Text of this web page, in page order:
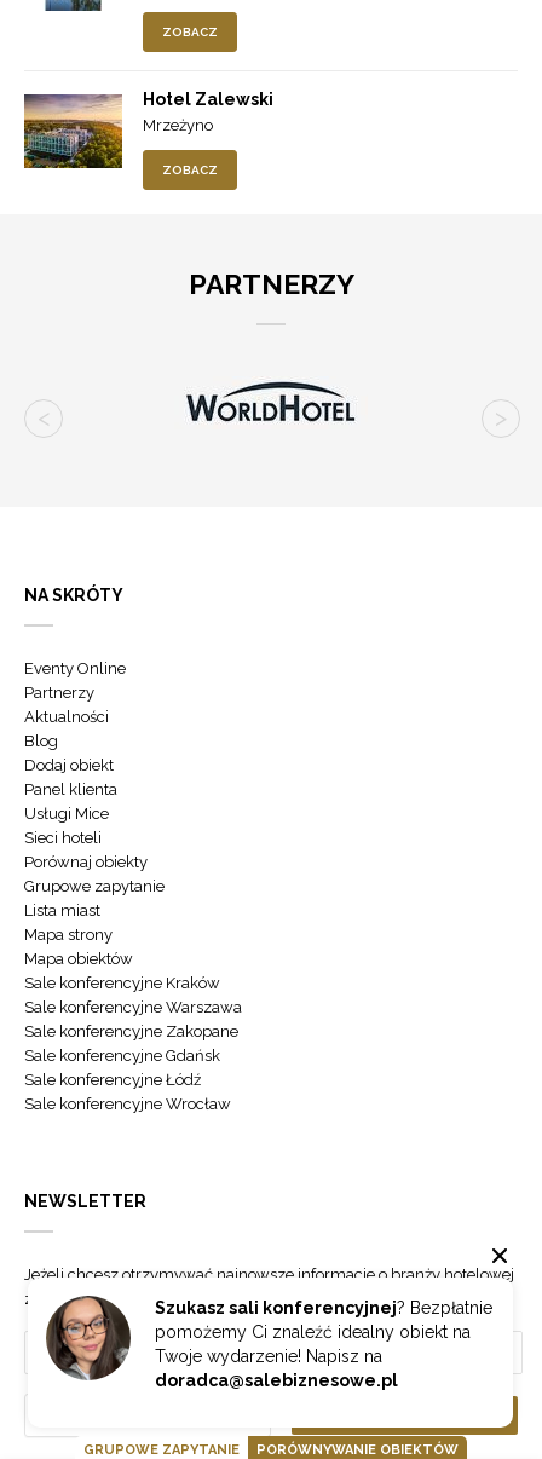
ZOBACZ
Hotel Zalewski
Mrzeżyno
ZOBACZ
PARTNERZY
Szukasz sali konferencyjnej? Bezpłatnie
pomożemy Ci znaleźć idealny obiekt na
Twoje wydarzenie! Napisz na
doradca@salebiznesowe.pl
NA SKRÓTY
Eventy Online
Partnerzy
Aktualności
Blog
Dodaj obiekt
Panel klienta
Usługi Mice
Sieci hoteli
Porównaj obiekty
Grupowe zapytanie
Lista miast
Mapa strony
Mapa obiektów
Sale konferencyjne Kraków
Sale konferencyjne Warszawa
Sale konferencyjne Zakopane
Sale konferencyjne Gdańsk
Sale konferencyjne Łódź
Sale konferencyjne Wrocław
NEWSLETTER
Jeżeli chcesz otrzymywać najnowsze informacje o branży hotelowej
zapisz się do naszego newslettera.
GRUPOWE ZAPYTANIE PORÓWNYWANIE OBIEKTÓW